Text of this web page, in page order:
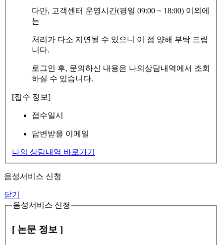
다만, 고객센터 운영시간(평일 09:00 ~ 18:00) 이외에
는
처리가 다소 지연될 수 있으니 이 점 양해 부탁 드립
니다.
로그인 후, 문의하신 내용은 나의상담내역에서 조회
하실 수 있습니다.
[접수 정보]
접수일시
답변받을 이메일
나의 상담내역 바로가기
음성서비스 신청
닫기
음성서비스 신청
[ 논문 정보 ]